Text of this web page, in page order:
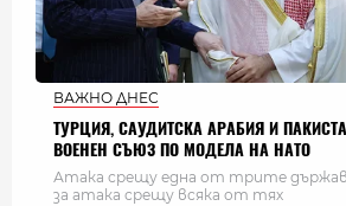
ВАЖНО ДНЕС
ТУРЦИЯ, САУДИТСКА АРАБИЯ И
ВОЕНЕН СЪЮЗ ПО МОДЕЛА НА НАТО
Атака срещу една от трите
за атака срещу всяка от тях